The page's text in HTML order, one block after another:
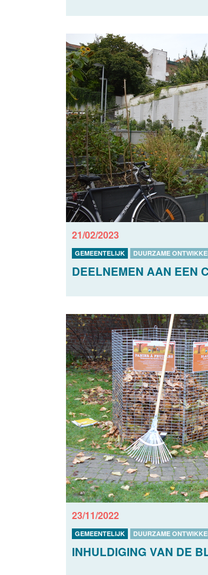
21/02/2023
GEMEENTELIJK DUURZAME
DEELNEMEN AAN EEN
23/11/2022
GEMEENTELIJK DUURZAME
INHULDIGING VAN DE